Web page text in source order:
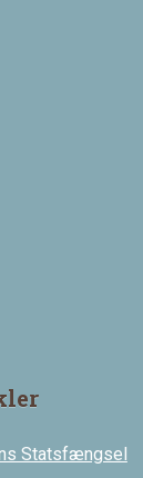
Statsfængsel